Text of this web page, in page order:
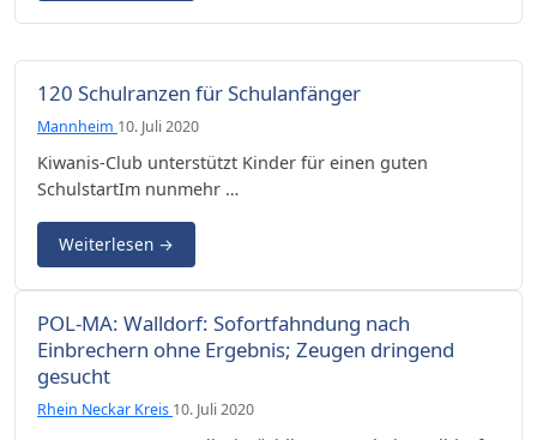
120 Schulranzen für Schulanfänger
Mannheim 10. Juli 2020
Kiwanis-Club unterstützt Kinder für einen guten
SchulstartIm nunmehr …
Weiterlesen →
POL-MA: Walldorf: Sofortfahndung nach
Einbrechern ohne Ergebnis; Zeugen dringend
gesucht
Rhein Neckar Kreis 10. Juli 2020